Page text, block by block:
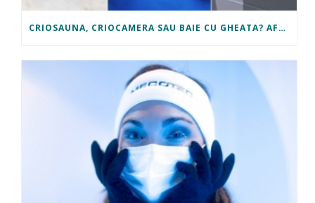
CRIOSAUNA, CRIOCAMERA SAU BAIE CU GHEATA? AFLA CE TI SE POTRIVESTE!